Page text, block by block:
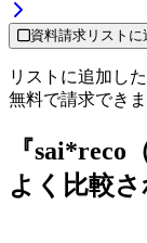
資料請求リストに
リストに追加し
無料で請求できま
『sai*reco
よく比較